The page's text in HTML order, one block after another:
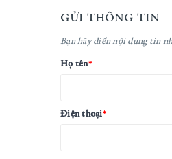
GỬI THÔNG TIN
Bạn hãy điền nội dung tin
Họ tên*
Điện thoại*